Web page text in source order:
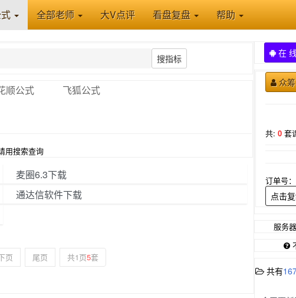
全部老师 大V点评 看盘复盘 帮助
搜指标
顺公式
飞狐公式
用搜索查询
麦圈6.3下载
通达信软件下载
页 尾页 共1页5套
在
众
共:0 套
订单号：
点击
服务
共有